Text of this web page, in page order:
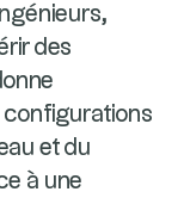
des
configurations
et du
à une